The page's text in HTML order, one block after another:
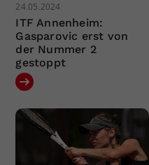
24.05.2024
ITF Annenheim:
Gasparovic erst von
der Nummer 2
gestoppt